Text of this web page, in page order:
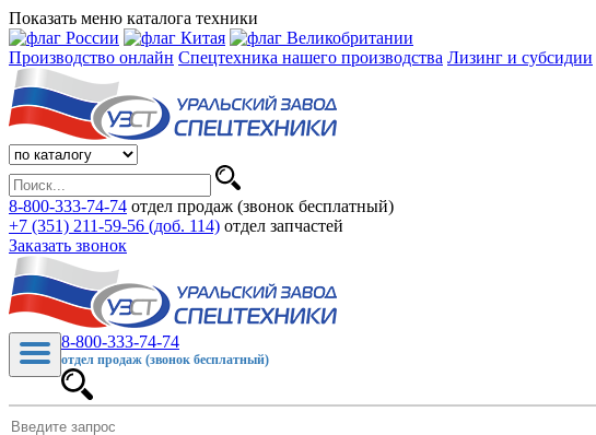
Показать меню каталога техники
Производство онлайн Спецтехника нашего производства Лизинг и субсидии
8-800-333-74-74 отдел продаж (звонок бесплатный)
+7 (351) 211-59-56 (доб. 114) отдел запчастей
Заказать звонок
8-800-333-74-74
отдел продаж (звонок бесплатный)